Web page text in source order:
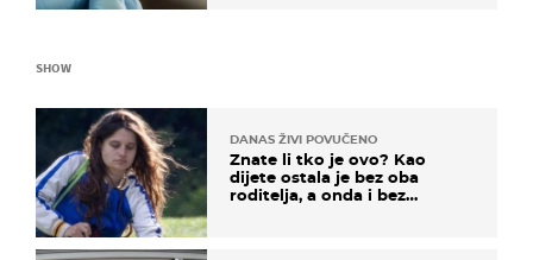
SHOW
DANAS ŽIVI POVUČENO
Znate li tko je ovo? Kao
dijete ostala je bez oba
roditelja, a onda i bez